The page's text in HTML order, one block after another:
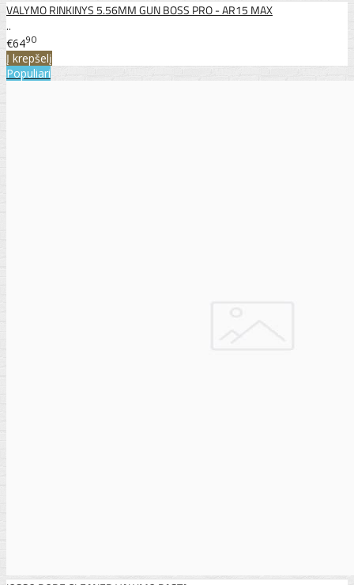
VALYMO RINKINYS 5.56MM GUN BOSS PRO - AR15 MAX
..
€6490
Į krepšelį
Populiari